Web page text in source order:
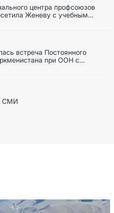
центра профсоюзов
Женеву с учебным
Международной
встреча Постоянного
при ООН с
федерации конного
СМИ